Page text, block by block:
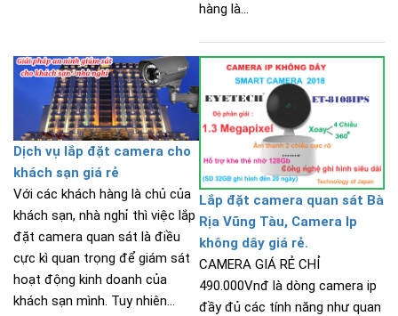
hàng là...
Dịch vụ lắp đặt camera cho
khách sạn giá rẻ
Với các khách hàng là chủ của
khách sạn, nhà nghỉ thì việc lắp
đặt camera quan sát là điều
cực kì quan trọng để giám sát
hoạt động kinh doanh của
khách sạn mình. Tuy nhiên...
Lắp đặt camera quan sát Bà
Rịa Vũng Tàu, Camera Ip
không dây giá rẻ.
CAMERA GIÁ RẺ CHỈ
490.000Vnđ là dòng camera ip
đầy đủ các tính năng như quan